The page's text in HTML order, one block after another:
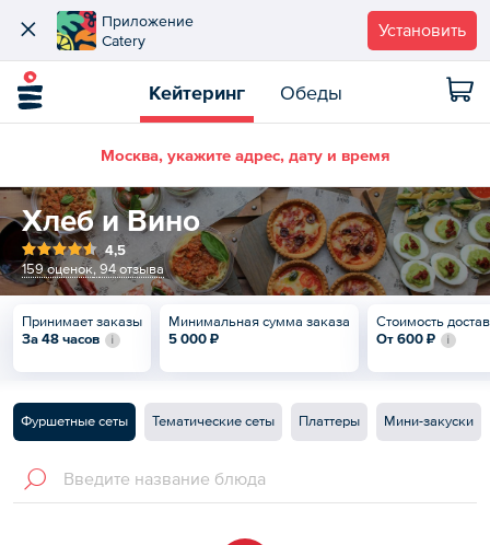
Приложение
Catery
Установить
Кейтеринг Обеды
Москва, укажите адрес, дату и время
Хлеб и Вино
4,5
159 оценок, 94 отзыва
Принимает заказы
За 48 часов
Минимальная сумма заказа
5 000 ₽
Стоимость
От 600 ₽
Фуршетные сеты Тематические сеты Платтеры Мини-закуски